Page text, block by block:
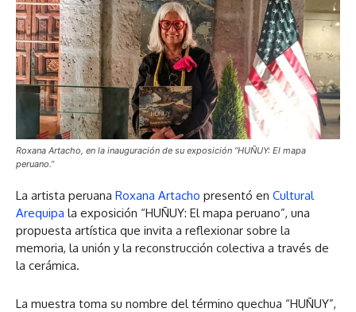
Roxana Artacho, en la inauguración de su exposición “HUÑUY: El mapa
peruano.”
La artista peruana Roxana Artacho presentó en Cultural
Arequipa la exposición “HUÑUY: El mapa peruano”, una
propuesta artística que invita a reflexionar sobre la
memoria, la unión y la reconstrucción colectiva a través de
la cerámica.
La muestra toma su nombre del término quechua “HUÑUY”,